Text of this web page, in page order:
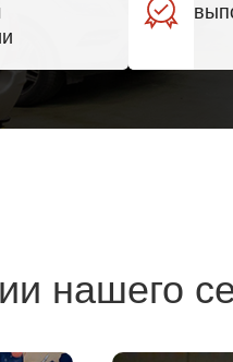
нашего